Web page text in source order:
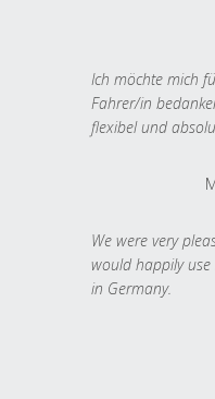
Ich möchte mich
Fahrer/in
flexibel und
We were very
would happily
in Germany.